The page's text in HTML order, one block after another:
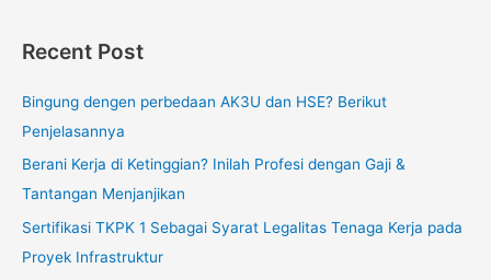
Recent Post
Bingung dengen perbedaan AK3U dan HSE? Berikut
Penjelasannya
Berani Kerja di Ketinggian? Inilah Profesi dengan Gaji &
Tantangan Menjanjikan
Sertifikasi TKPK 1 Sebagai Syarat Legalitas Tenaga Kerja pada
Proyek Infrastruktur